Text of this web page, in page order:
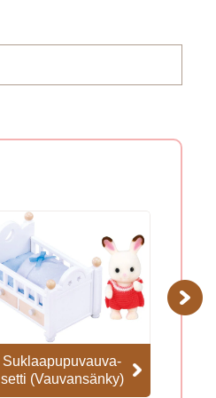
Suklaapupuvauva-
setti (Vauvansänky)
Next